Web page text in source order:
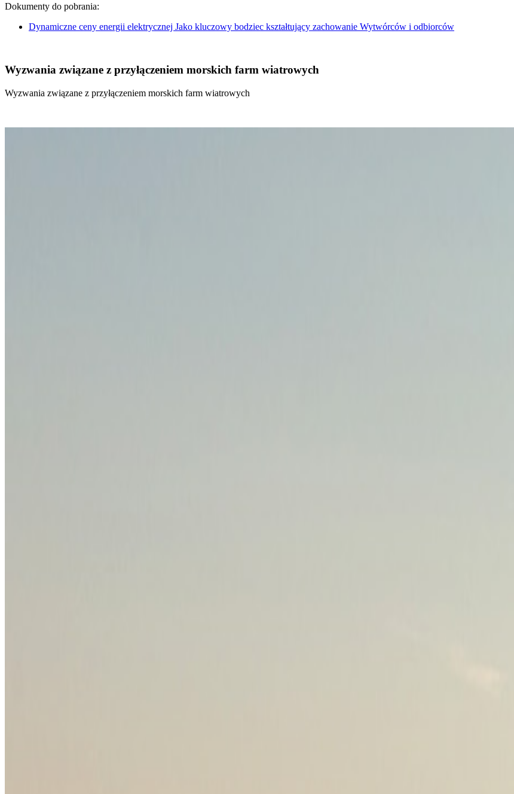
Dokumenty do pobrania:
Dynamiczne ceny energii elektrycznej Jako kluczowy bodziec kształtujący zachowanie Wytwórców i odbiorców
Wyzwania związane z przyłączeniem morskich farm wiatrowych
Wyzwania związane z przyłączeniem morskich farm wiatrowych